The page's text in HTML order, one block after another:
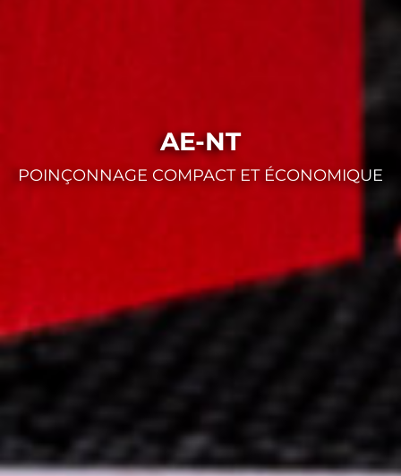
AE-NT
POINÇONNAGE COMPACT ET ÉCONOMIQUE